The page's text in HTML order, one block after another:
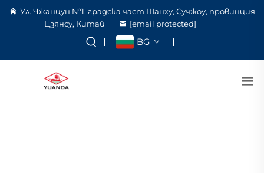
Ул. Чжанцун №1, градска част Шанху, Сучжоу, провинция
Цзянсу, Китай
[email protected]
BG